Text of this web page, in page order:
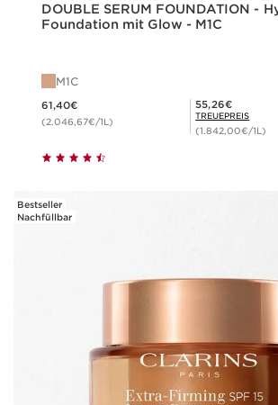
DOUBLE SERUM FOUNDATION -
Foundation mit Glow - M1C
M1C
61,40€
(2.046,67€/1L)
Mitgliederpreis 55,26€
55,26€
TREUEPREIS
(1.842,00€/1L)
Bestseller
Nachfüllbar